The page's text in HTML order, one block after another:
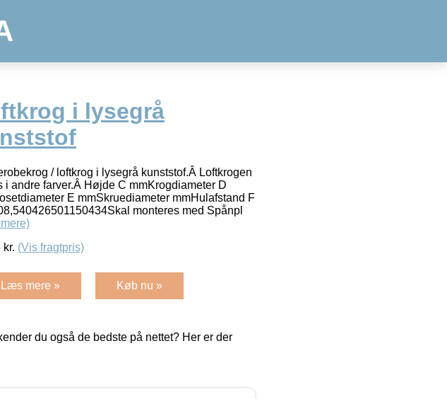
i lysegrå
/ loftkrog i lysegrå kunststof.Â Loftkrogen
i andre farver.Â Højde C mmKrogdiameter D
E mmSkruediameter mmHulafstand F
monteres med Spånpl
kr. (Vis fragtpris)
Læs mere » Køb nu »
du også de bedste på nettet? Her er der